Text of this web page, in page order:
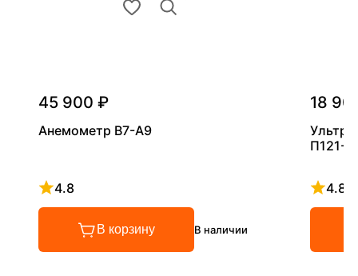
45 900 ₽
Анемометр В7-А9
4.8
Рейтинг 4.8 из 5
В корзину В наличии
18
П121-
4.8